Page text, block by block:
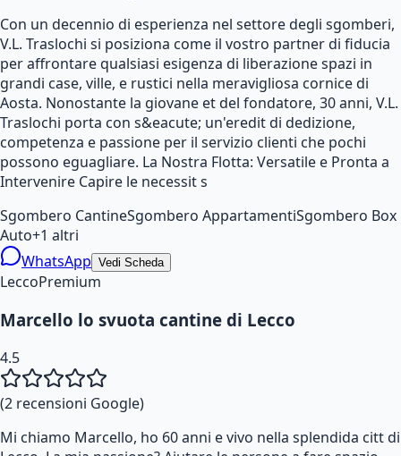
Con un decennio di esperienza nel settore degli sgomberi,
V.L. Traslochi si posiziona come il vostro partner di fiducia
per affrontare qualsiasi esigenza di liberazione spazi in
grandi case, ville, e rustici nella meravigliosa cornice di
Aosta. Nonostante la giovane et del fondatore, 30 anni, V.L.
Traslochi porta con s&eacute; un'eredit di dedizione,
competenza e passione per il servizio clienti che pochi
possono eguagliare. La Nostra Flotta: Versatile e Pronta a
Intervenire Capire le necessit s
Sgombero CantineSgombero AppartamentiSgombero Box
Auto+1 altri
WhatsApp Vedi Scheda
LeccoPremium
Marcello lo svuota cantine di Lecco
4.5
(2 recensioni Google)
Mi chiamo Marcello, ho 60 anni e vivo nella splendida citt di